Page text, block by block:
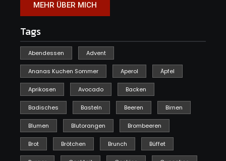
MEHR ÜBER MICH
Tags
Abendessen Advent
Ananas Kuchen Sommer Aperol Äpfel
Aprikosen Avocado Backen
Badisches Basteln Beeren Birnen
Blumen Blutorangen Brombeeren
Brot Brötchen Brunch Büffet